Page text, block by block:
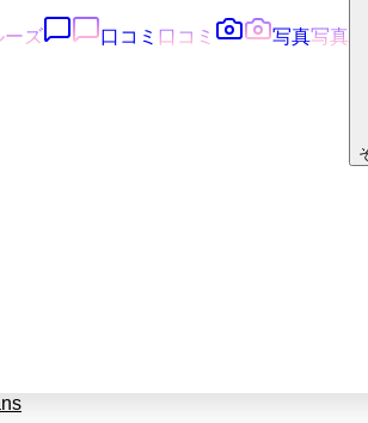
ーズ 口コミ 口コミ 写真写真